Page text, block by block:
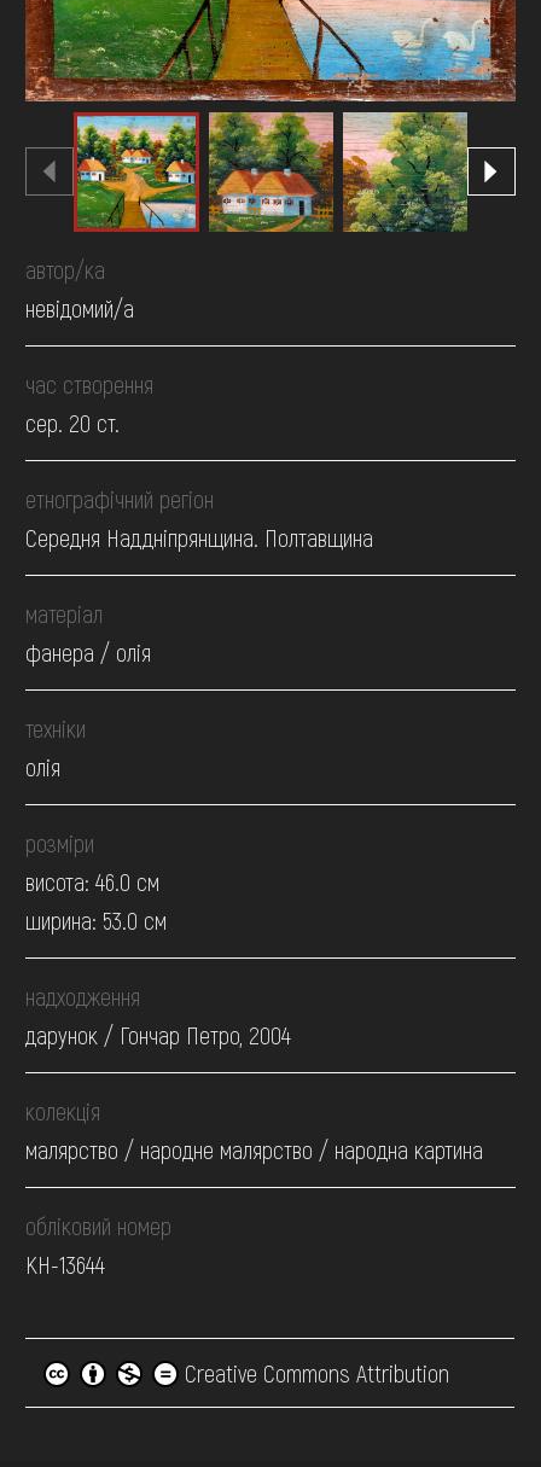
автор/ка
невідомий/а
час створення
сер. 20 ст.
етнографічний регіон
Середня Наддніпрянщина. Полтавщина
матеріал
фанера / олія
техніки
олія
розміри
висота: 46.0 см
ширина: 53.0 см
надходження
дарунок / Гончар Петро, 2004
колекція
малярство / народне малярство / народна картина
обліковий номер
КН-13644
Creative Commons Attribution